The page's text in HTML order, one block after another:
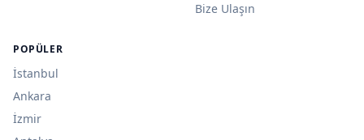
Bize Ulaşın
POPÜLER
İstanbul
Ankara
İzmir